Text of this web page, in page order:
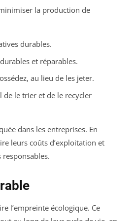
la production de
durables.
et réparables.
au lieu de les jeter.
le trier et de le recycler
dans les entreprises. En
leurs coûts d’exploitation et
l’empreinte écologique. Ce